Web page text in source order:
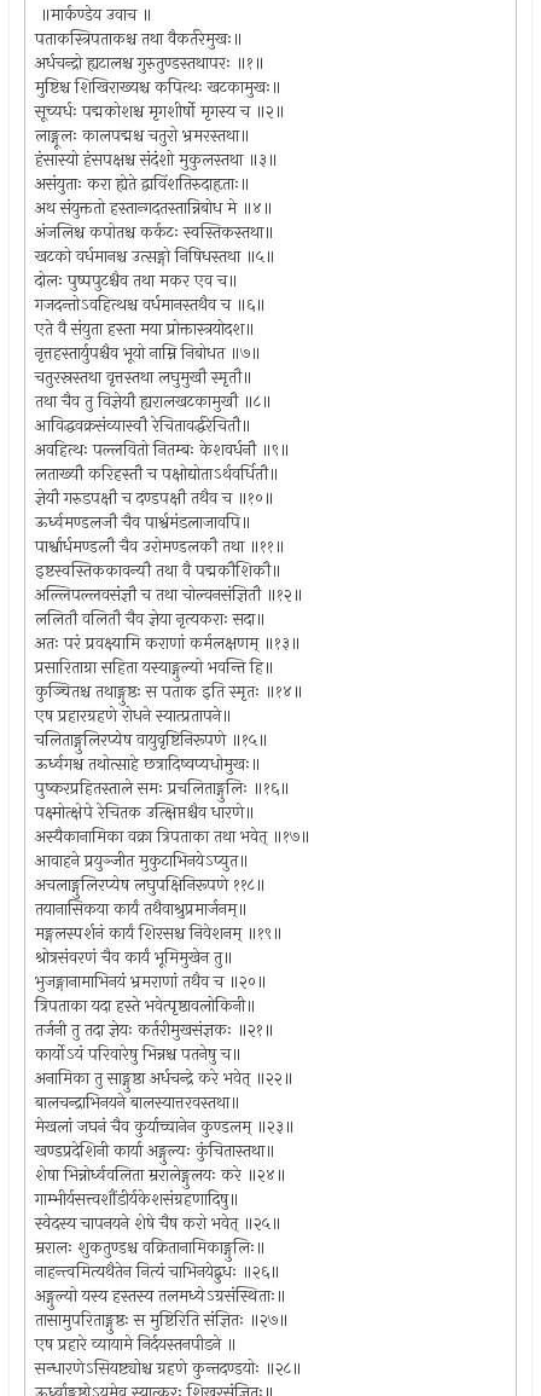
॥मार्कण्डेय उवाच ॥
पताकस्त्रिपताकश्च तथा वैकर्तरेमुखः॥
अर्धचन्द्रो ह्यटालश्च गुरुतुण्डस्तथापरः ॥१॥
मुष्टिश्च शिखिराख्यश्च कपित्थः खटकामुखः॥
सूच्यर्धः पद्मकोशश्च मृगशीर्षो मृगस्य च ॥२॥
लाङ्गूलः कालपद्मश्च चतुरो भ्रमरस्तथा॥
हंसास्यो हंसपक्षश्च संदंशो मुकुलस्तथा ॥३॥
असंयुताः करा ह्येते द्वाविंशतिरुदाहृताः॥
अथ संयुक्ततो हस्तान्गदतस्तान्निबोध मे ॥४॥
अंजलिश्च कपोतश्च कर्कटः स्वस्तिकस्तथा॥
खटको वर्धमानश्च उत्सङ्गो निषिधस्तथा ॥५॥
दोलः पुष्पपुटश्चैव तथा मकर एव च॥
गजदन्तोऽवहित्थश्च वर्धमानस्तथैव च ॥६॥
एते वै संयुता हस्ता मया प्रोक्तास्त्रयोदश॥
नृत्तहस्तार्युपश्चैव भूयो नाम्नि निबोधत ॥७॥
चतुरस्रस्तथा वृत्तस्तथा लघुमुखौ स्मृतौ॥
तथा चैव तु विज्ञेयौ ह्यरालखटकामुखौ ॥८॥
आविद्धवक्रसंव्यास्वौ रेचितावर्द्धरेचितौ॥
अवहित्थः पल्लवितो नितम्बः केशवर्धनौ ॥९॥
लताख्यौ करिहस्तौ च पक्षोद्योताऽर्थवर्धितौ॥
ज्ञेयौ गरुडपक्षौ च दण्डपक्षौ तथैव च ॥१०॥
ऊर्ध्वमण्डलजौ चैव पार्श्वमंडलाजावपि॥
पार्श्वार्धमण्डलौ चैव उरोमण्डलकौ तथा ॥११॥
इष्टस्वस्तिककावन्यौ तथा वै पद्मकौशिकौ॥
अल्लिपल्लवसंज्ञौ च तथा चोल्वनसंज्ञितौ ॥१२॥
ललितौ वलितौ चैव ज्ञेया नृत्यकराः सदा॥
अतः परं प्रवक्ष्यामि कराणां कर्मलक्षणम् ॥१३॥
प्रसारिताग्रा सहिता यस्याङ्गुल्यो भवन्ति हि॥
कुञ्चितश्च तथाङ्गुष्ठः स पताक इति स्मृतः ॥१४॥
एष प्रहारग्रहणे रोधने स्यात्प्रतापने॥
चलिताङ्गुलिरप्येष वायुवृष्टिनिरूपणे ॥१५॥
ऊर्ध्वगश्च तथोत्साहे छत्रादिष्वप्यधोमुखः॥
पुष्करप्रहितस्ताले समः प्रचलिताङ्गुलिः ॥१६॥
पक्ष्मोत्क्षेपे रेचितक उत्क्षिप्तश्चैव धारणे॥
अस्यैकानामिका वक्रा त्रिपताका तथा भवेत् ॥१७॥
आवाहने प्रयुञ्जीत मुकुटाभिनयेऽप्युत॥
अचलाङ्गुलिरप्येष लघुपक्षिनिरूपणे ११८॥
तयानासिकया कार्यं तथैवाश्रुप्रमार्जनम्॥
मङ्गलस्पर्शनं कार्यं शिरसश्च निवेशनम् ॥१९॥
श्रोत्रसंवरणं चैव कार्यं भूमिमुखेन तु॥
भुजङ्गानामाभिनयं भ्रमराणां तथैव च ॥२०॥
त्रिपताका यदा हस्ते भवेत्पृष्ठावलोकिनी॥
तर्जनी तु तदा ज्ञेयः कर्तरीमुखसंज्ञकः ॥२१॥
कार्योऽयं परिवारेषु भिन्नश्च पतनेषु च॥
अनामिका तु साङ्गुष्ठा अर्धचन्द्रे करे भवेत् ॥२२॥
बालचन्द्राभिनयने बालस्यात्तरवस्तथा॥
मेखलां जघनं चैव कुर्याच्चानेन कुण्डलम् ॥२३॥
खण्डप्रदेशिनी कार्या अङ्गुल्यः कुंचितास्तथा॥
शेषा भिन्नोर्ध्ववलिता म्ररालेङ्गुलयः करे ॥२४॥
गाम्भीर्यसत्त्वशौंडीर्यकेशसंग्रहणादिषु॥
स्वेदस्य चापनयने शेषे चैष करो भवेत् ॥२५॥
म्ररालः शुकतुण्डश्च वक्रितानामिकाङ्गुलिः॥
नाहन्त्वमित्यथैतेन नित्यं चाभिनयेद्बुधः ॥२६॥
अङ्गुल्यो यस्य हस्तस्य तलमध्येऽग्रसंस्थिताः॥
तासामुपरिताङ्गुष्ठः स मुष्टिरिति संज्ञितः ॥२७॥
एष प्रहारे व्यायामे निर्दयस्तनपीडने ॥
सन्धारणेऽसियष्ट्योश्च ग्रहणे कुन्तदण्डयोः ॥२८॥